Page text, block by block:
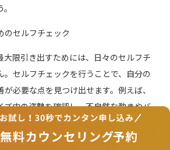
のセルフチェック
大限引き出すためには、日々のセルフチ
。セルフチェックを行うことで、自分の
必要な点を見つけ出せます。例えば、
ズ中の姿勢を確認し、不自然な動きやバ
をチェックします。また、エクササイズ
感じた場合は、どの動作が原因かを探